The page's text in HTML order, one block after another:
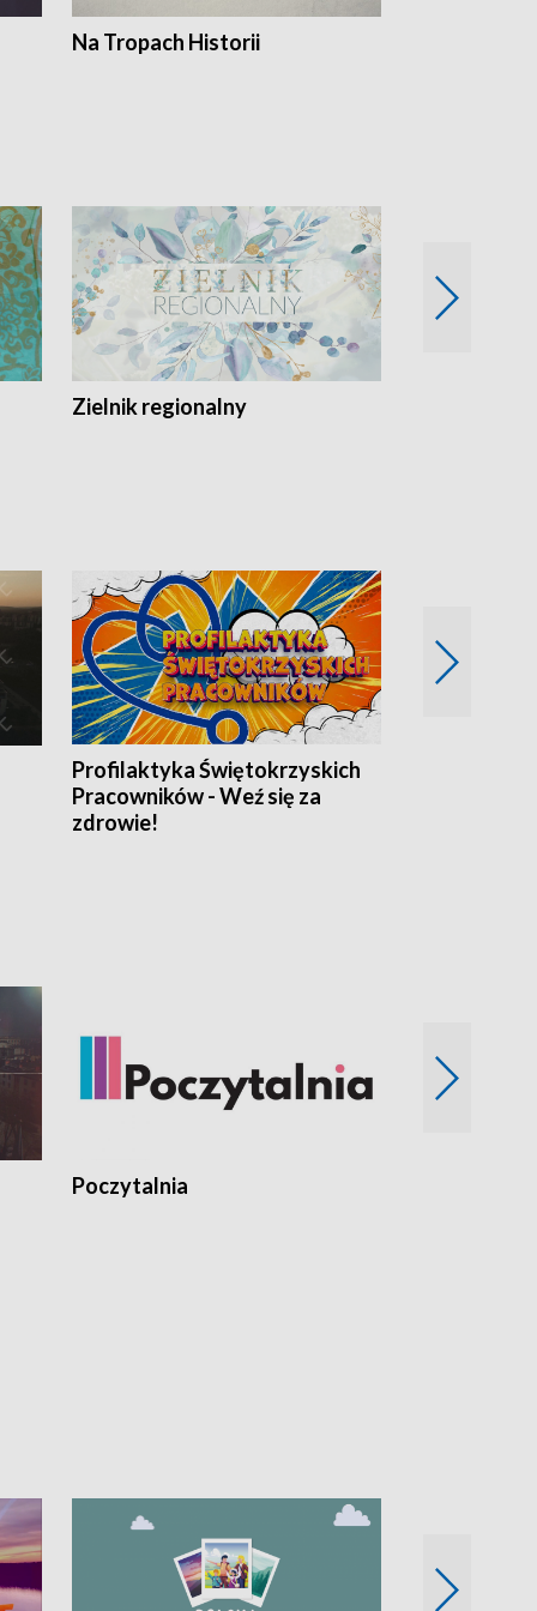
Na Tropach Historii
Zielnik regionalny
Profilaktyka Świętokrzyskich
Pracowników - Weź się za
zdrowie!
Poczytalnia